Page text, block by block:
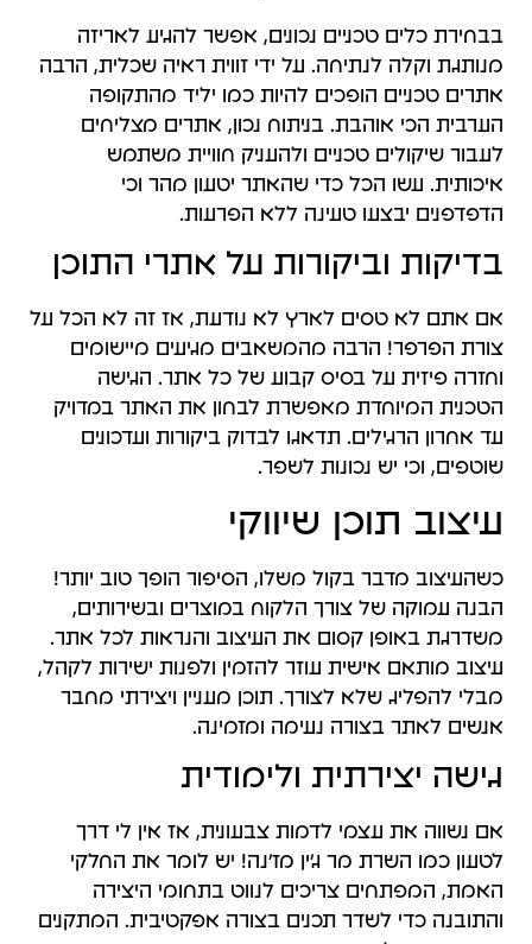
בבחירת כלים טכניים נכונים, אפשר להגיע לאריזה
מנותגת וקלה לנתיחה. על ידי זווית ראיה שכלית, הרבה
אתרים טכניים הופכים להיות כמו יליד מהתקופה
הערבית הכי אוהבת. בניתוח נכון, אתרים מצליחים
לעבור שיקולים טכניים ולהעניק חוויית משתמש
איכותית. עשו הכל כדי שהאתר יטעון מהר וכי
הדפדפנים יבצעו טעינה ללא הפרעות.
בדיקות וביקורות על אתרי התוכן
אם אתם לא טסים לארץ לא נודעת, אז זה לא הכל על
צורת הפרפר! הרבה מהמשאבים מגיעים מיישומים
וחזרה פיזית על בסיס קבוע של כל אתר. הגישה
הטכנית המיוחדת מאפשרת לבחון את האתר במדויק
עד אחרון הרגילים. תדאגו לבדוק ביקורות ועדכונים
שוטפים, וכי יש נכונות לשפר.
עיצוב תוכן שיווקי
כשהעיצוב מדבר בקול משלו, הסיפור הופך טוב יותר!
הבנה עמוקה של צורך הלקוח במוצרים ובשירותים,
משדרגת באופן קסום את העיצוב והנראות לכל אתר.
עיצוב מותאם אישית עוזר להזמין ולפנות ישירות לקהל,
מבלי להפליג שלא לצורך. תוכן מעניין ויצירתי מחבר
אנשים לאתר בצורה נעימה ומזמינה.
גישה יצירתית ולימודית
אם נשווה את עצמי לדמות צבעונית, אז אין לי דרך
לטעון כמו השרת מר ג'ין מז'נה! יש לומר את החלקי
האמת, המפתחים צריכים לנווט בתחומי היצירה
והתובנה כדי לשדר תכנים בצורה אפקטיבית. המתקנים